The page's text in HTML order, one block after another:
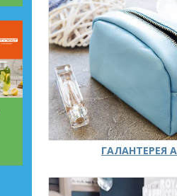
ГАЛАНТЕРЕЯ